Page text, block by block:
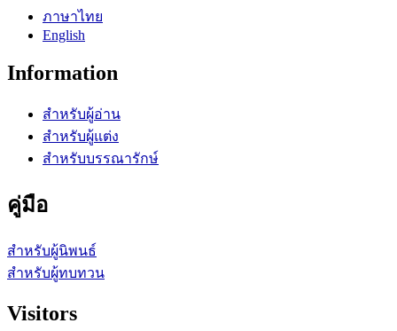
ภาษาไทย
English
Information
สำหรับผู้อ่าน
สำหรับผู้แต่ง
สำหรับบรรณารักษ์
คู่มือ
สำหรับผู้นิพนธ์
สำหรับผู้ทบทวน
Visitors